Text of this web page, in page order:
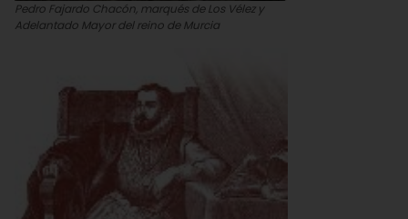
Pedro Fajardo Chacón, marqués de Los Vélez y
Adelantado Mayor del reino de Murcia